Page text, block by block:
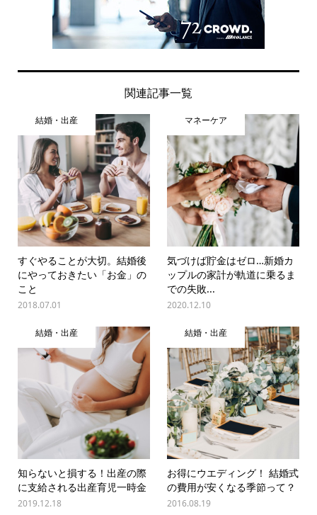
関連記事一覧
結婚・出産
すぐやることが大切。結婚後
にやっておきたい「お金」の
こと
2018.07.01
マネーケア
気づけば貯金はゼロ…新婚カ
ップルの家計が軌道に乗るま
での失敗...
2020.12.10
結婚・出産
知らないと損する！出産の際
に支給される出産育児一時金
2019.12.18
結婚・出産
お得にウエディング！ 結婚式
の費用が安くなる季節って？
2016.08.19